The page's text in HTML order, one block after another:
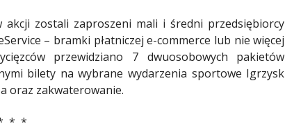
zostali zaproszeni mali i średni przedsiębiorcy
– bramki płatniczej e-commerce lub nie więcej
przewidziano 7 dwuosobowych pakietów
bilety na wybrane wydarzenia sportowe Igrzysk
oraz zakwaterowanie.
* *